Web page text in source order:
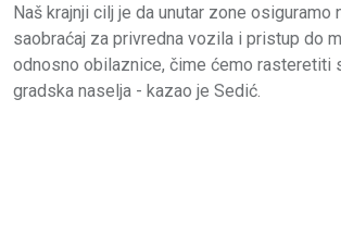
Naš krajnji cilj je da unutar zone osiguramo
saobraćaj za privredna vozila i pristup do
odnosno obilaznice, čime ćemo rasteretiti
gradska naselja - kazao je Sedić.